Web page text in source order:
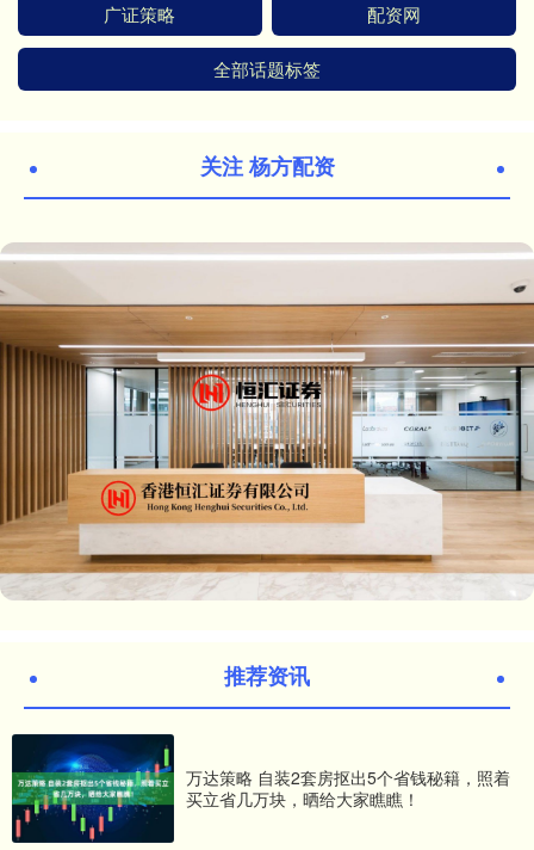
广证策略 配资网
全部话题标签
关注 杨方配资
推荐资讯
万达策略 自装2套房抠出5个省钱秘籍，照着
买立省几万块，晒给大家瞧瞧！